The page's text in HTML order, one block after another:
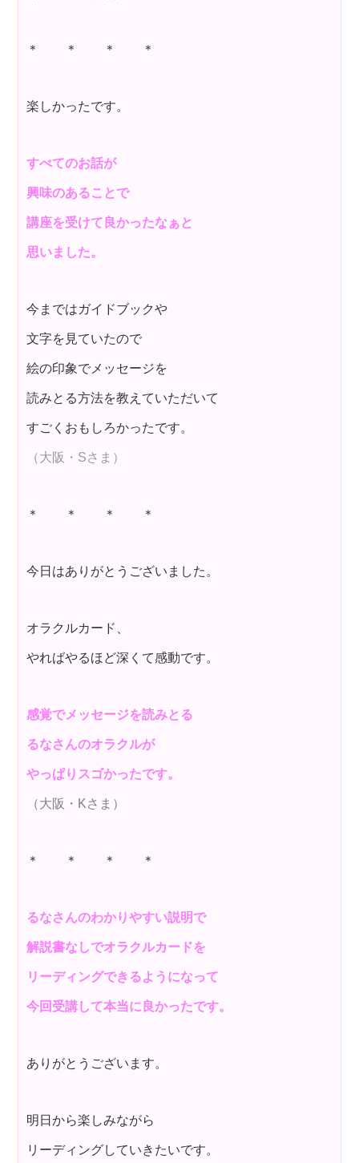
＊ ＊ ＊ ＊
楽しかったです。
すべてのお話が
興味のあることで
講座を受けて良かったなぁと
思いました。
今まではガイドブックや
文字を見ていたので
絵の印象でメッセージを
読みとる方法を教えていただいて
すごくおもしろかったです。
（大阪・Sさま）
＊ ＊ ＊ ＊
今日はありがとうございました。
オラクルカード、
やればやるほど深くて感動です。
感覚でメッセージを読みとる
るなさんのオラクルが
やっぱりスゴかったです。
（大阪・Kさま）
＊ ＊ ＊ ＊
るなさんのわかりやすい説明で
解説書なしでオラクルカードを
リーディングできるようになって
今回受講して本当に良かったです。
ありがとうございます。
明日から楽しみながら
リーディングしていきたいです。